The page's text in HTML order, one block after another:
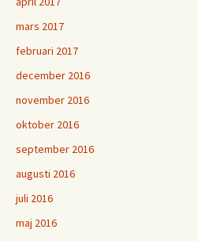
mars 2017
februari 2017
december 2016
november 2016
oktober 2016
september 2016
augusti 2016
juli 2016
maj 2016